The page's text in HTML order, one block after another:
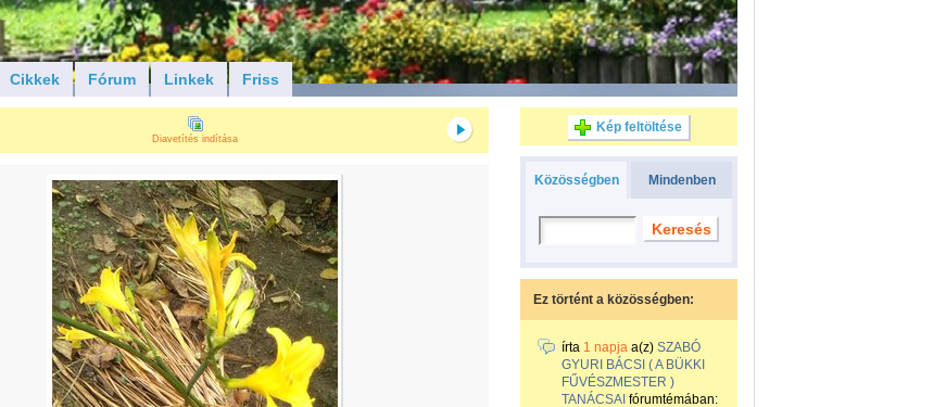
Cikkek Fórum Linkek Friss
Diavetítés indítása
Kép feltöltése
Közösségben Mindenben
Ez történt a közösségben:
írta 1 napja a(z) SZABÓ
GYURI BÁCSI ( A BÜKKI
FŰVÉSZMESTER )
TANÁCSAI fórumtémában: